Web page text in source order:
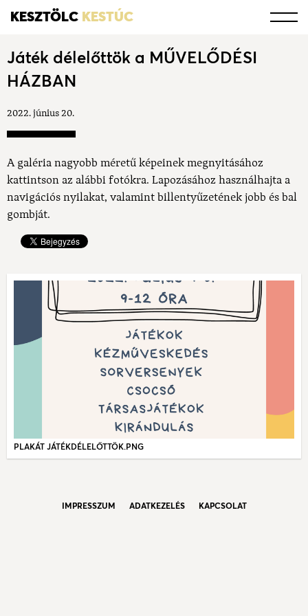
KESZTÖLC KESTÚC
Játék délelőttök a MŰVELŐDÉSI
HÁZBAN
2022. június 20.
A galéria nagyobb méretű képeinek megnyitásához
kattintson az alábbi fotókra. Lapozásához használhajta a
navigációs nyilakat, valamint billentyűzetének jobb és bal
gombját.
PLAKÁT JÁTÉKDÉLELŐTTÖK.PNG
IMPRESSZUM ADATKEZELÉS KAPCSOLAT